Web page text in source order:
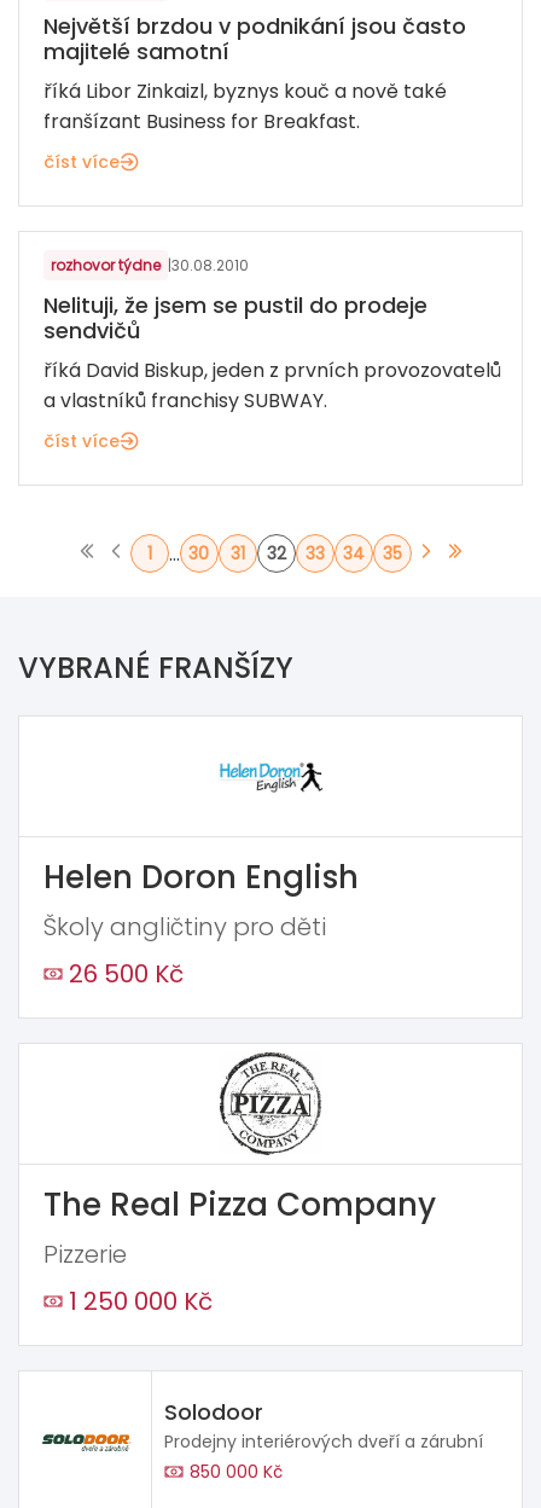
Největší brzdou v podnikání jsou často
majitelé samotní
říká Libor Zinkaizl, byznys kouč a nově také
franšízant Business for Breakfast.
číst více
GASTRONOMIE
rozhovor týdne |30.08.2010
Nelituji, že jsem se pustil do prodeje
sendvičů
říká David Biskup, jeden z prvních provozovatelů
a vlastníků franchisy SUBWAY.
číst více
1 ... 30 31 32 33 34 35
VYBRANÉ FRANŠÍZY
Helen Doron English
Školy angličtiny pro děti
26 500 Kč
The Real Pizza Company
Pizzerie
1 250 000 Kč
Solodoor
Prodejny interiérových dveří a zárubní
850 000 Kč